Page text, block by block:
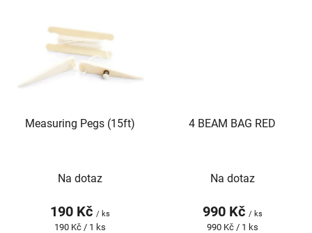
Measuring Pegs (15ft)
Na dotaz
190 Kč / ks
Měrná
190 Kč / 1 ks
4 BEAM BAG RED
Na dotaz
990 Kč / ks
Měrná
990 Kč / 1 ks